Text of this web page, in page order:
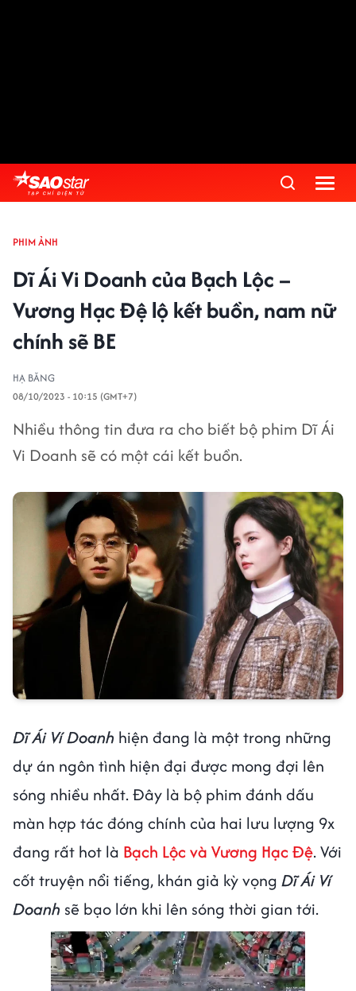
PHIM ẢNH
Dĩ Ái Vi Doanh của Bạch Lộc –
Vương Hạc Đệ lộ kết buồn, nam nữ
chính sẽ BE
HẠ BĂNG
08/10/2023 - 10:15 (GMT+7)
Nhiều thông tin đưa ra cho biết bộ phim Dĩ Ái
Vi Doanh sẽ có một cái kết buồn.
Dĩ Ái Ví Doanh hiện đang là một trong những
dự án ngôn tình hiện đại được mong đợi lên
sóng nhiều nhất. Đây là bộ phim đánh dấu
màn hợp tác đóng chính của hai lưu lượng 9x
đang rất hot là Bạch Lộc và Vương Hạc Đệ. Với
cốt truyện nổi tiếng, khán giả kỳ vọng Dĩ Ái Ví
Doanh sẽ bạo lớn khi lên sóng thời gian tới.